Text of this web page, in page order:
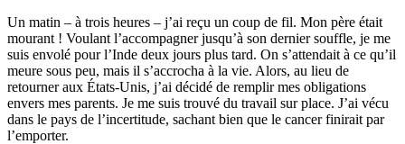
Un matin – à trois heures – j’ai reçu un coup de fil. Mon père était
mourant ! Voulant l’accompagner jusqu’à son dernier souffle, je me
suis envolé pour l’Inde deux jours plus tard. On s’attendait à ce qu’il
meure sous peu, mais il s’accrocha à la vie. Alors, au lieu de
retourner aux États-Unis, j’ai décidé de remplir mes obligations
envers mes parents. Je me suis trouvé du travail sur place. J’ai vécu
dans le pays de l’incertitude, sachant bien que le cancer finirait par
l’emporter.